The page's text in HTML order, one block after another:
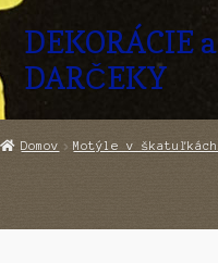
Preskočiť
navigáciu
Preskočiť
obsah
DEKORÁCIE a
DARČEKY
Domov
Domov Motýle v škatuľkách